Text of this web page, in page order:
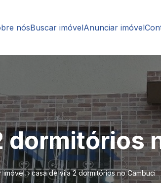
nósBuscar imóvelAnunciar imóvel
dormitórios
imóvel casa de vila 2 dormitórios no Cambuci